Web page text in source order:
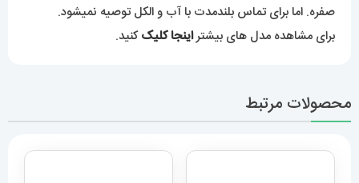
صفره. اما برای تماس بلندمدت با آب و الکل توصیه نمیشود.
برای مشاهده مدل های بیشتراینجا کلیککنید.
محصولات مرتبط